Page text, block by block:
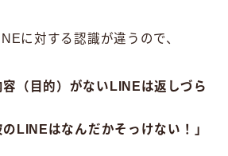
に対する認識が違うので、
（目的）がないLINEは返しづら
LINEはなんだかそっけない！」